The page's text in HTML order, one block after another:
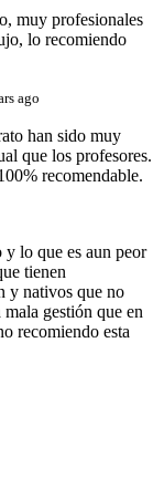
muy profesionales
lo recomiendo
ago
han sido muy
que los profesores.
recomendable.
lo que es aun peor
tienen
y nativos que no
gestión que en
recomiendo esta